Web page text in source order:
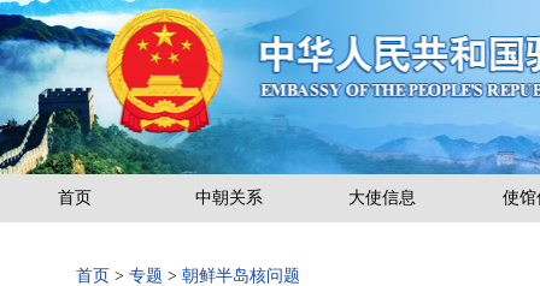
首页 中朝关系 大使信息 使馆
首页 > 专题 > 朝鲜半岛核问题